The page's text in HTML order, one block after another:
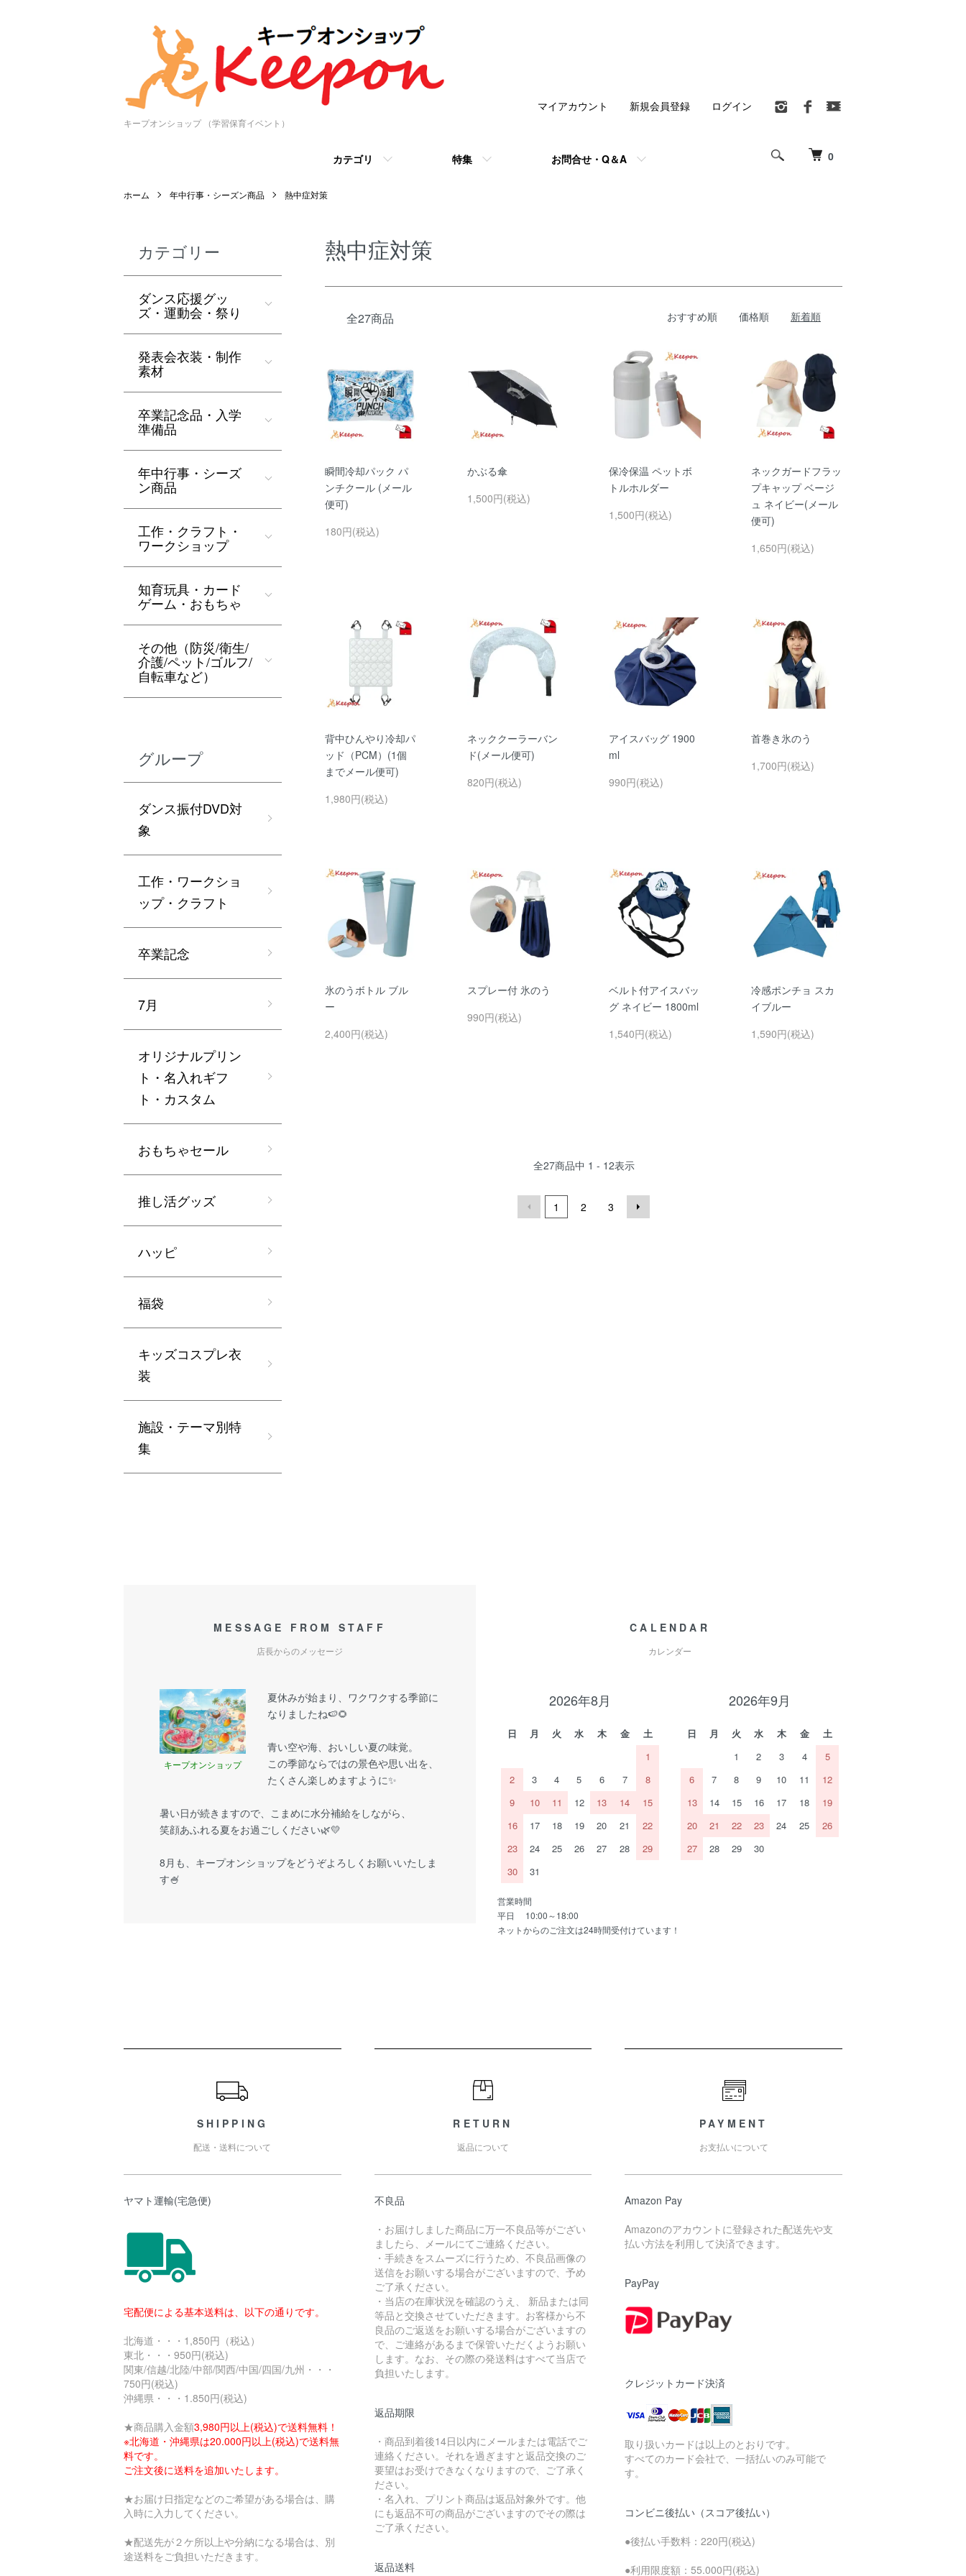
キープオンショップ （学習保育イベント）
0
カテゴリ 特集 お問合せ・Q＆A
マイアカウント 新規会員登録 ログイン
ホーム 年中行事・シーズン商品 熱中症対策
熱中症対策
全27商品 おすすめ順 価格順 新着順
瞬間冷却パック パ
ンチクール (メール
便可)
180円(税込)
かぶる傘
1,500円(税込)
保冷保温 ペットボ
トルホルダー
1,500円(税込)
ネックガードフラッ
プキャップ ベージ
ュ ネイビー(メール
便可)
1,650円(税込)
背中ひんやり冷却パ
ッド（PCM）(1個
までメール便可)
1,980円(税込)
ネッククーラーバン
ド(メール便可)
820円(税込)
アイスバッグ 1900
ml
990円(税込)
首巻き氷のう
1,700円(税込)
氷のうボトル ブル
ー
2,400円(税込)
スプレー付 氷のう
990円(税込)
ベルト付アイスバッ
グ ネイビー 1800ml
1,540円(税込)
冷感ポンチョ スカ
イブルー
1,590円(税込)
全27商品中 1 - 12表示
1 2 3
カテゴリー
ダンス応援グッ
ズ・運動会・祭り
発表会衣装・制作
素材
卒業記念品・入学
準備品
年中行事・シーズ
ン商品
工作・クラフト・
ワークショップ
知育玩具・カード
ゲーム・おもちゃ
その他（防災/衛生/
介護/ペット/ゴルフ/
自転車など）
グループ
ダンス振付DVD対
象
工作・ワークショ
ップ・クラフト
卒業記念
7月
オリジナルプリン
ト・名入れギフ
ト・カスタム
おもちゃセール
推し活グッズ
ハッピ
福袋
キッズコスプレ衣
装
施設・テーマ別特
集
MESSAGE FROM STAFF
店長からのメッセージ
キープオンショップ
夏休みが始まり、ワクワクする季節に
なりましたね🍉🌻
青い空や海、おいしい夏の味覚。
この季節ならではの景色や思い出を、
たくさん楽しめますように✨
暑い日が続きますので、こまめに水分補給をしながら、
笑顔あふれる夏をお過ごしください🌿💛
8月も、キープオンショップをどうぞよろしくお願いいたしま
す🍧
CALENDAR
カレンダー
2026年8月
日 月 火 水 木 金
土
1
2
3 4 5 6 7
8
9
10 11 12 13 14
15
16
17 18 19 20 21
22
23
24 25 26 27 28
29
30
31
2026年9月
日 月 火 水 木 金
土
1
2 3 4
5
6
7 8 9 10 11
12
13
14 15 16 17 18
19
20
21 22 23 24 25
26
27
28 29 30
営業時間
平日 10:00～18:00
ネットからのご注文は24時間受付けています！
SHIPPING
配送・送料について
ヤマト運輸(宅急便)
宅配便による基本送料は、以下の通りです。
北海道・・・1,850円（税込）
東北・・・950円(税込)
関東/信越/北陸/中部/関西/中国/四国/九州・・・
750円(税込)
沖縄県・・・1.850円(税込)
★商品購入金額3,980円以上(税込)で送料無料！
※北海道・沖縄県は20.000円以上(税込)で送料無
料です。
ご注文後に送料を追加いたします。
★お届け日指定などのご希望がある場合は、購
入時に入力してください。
★配送先が２ケ所以上や分納になる場合は、別
途送料をご負担いただきます。
RETURN
返品について
不良品
・お届けしました商品に万一不良品等がござい
ましたら、メールにてご連絡ください。
・手続きをスムーズに行うため、不良品画像の
送信をお願いする場合がございますので、予め
ご了承ください。
・当店の在庫状況を確認のうえ、 新品または同
等品と交換させていただきます。お客様から不
良品のご返送をお願いする場合がございますの
で、ご連絡があるまで保管いただくようお願い
します。なお、その際の発送料はすべて当店で
負担いたします。
返品期限
・商品到着後14日以内にメールまたは電話でご
連絡ください。それを過ぎますと返品交換のご
要望はお受けできなくなりますので、ご了承く
ださい。
・名入れ、プリント商品は返品対象外です。他
にも返品不可の商品がございますのでその際は
ご了承ください。
返品送料
PAYMENT
お支払いについて
Amazon Pay
Amazonのアカウントに登録された配送先や支
払い方法を利用して決済できます。
PayPay
クレジットカード決済
取り扱いカードは以上のとおりです。
すべてのカード会社で、一括払いのみ可能で
す。
コンビニ後払い（スコア後払い）
●後払い手数料：220円(税込)
●利用限度額：55.000円(税込)